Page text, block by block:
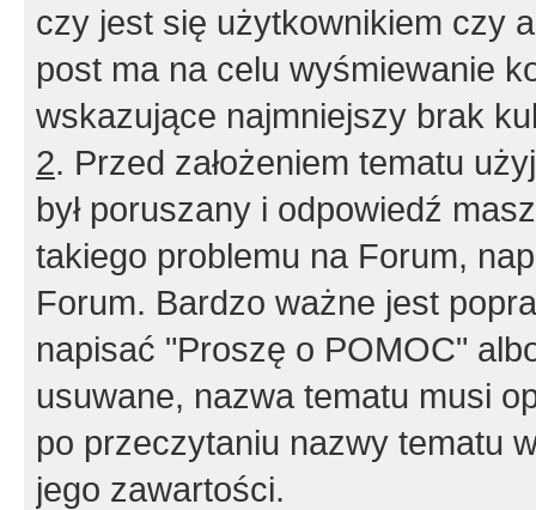
czy jest się użytkownikiem czy
post ma na celu wyśmiewanie
wskazujące najmniejszy brak
2. Przed założeniem tematu
był poruszany i odpowiedź
takiego problemu na Forum,
Forum. Bardzo ważne jest
napisać "Proszę o POMOC"
usuwane, nazwa tematu musi
po przeczytaniu nazwy tematu
jego zawartości.